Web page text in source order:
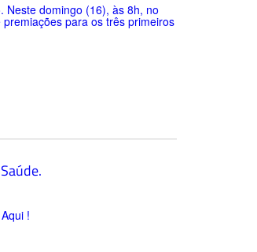
Neste domingo (16), às 8h, no
para os três primeiros
!